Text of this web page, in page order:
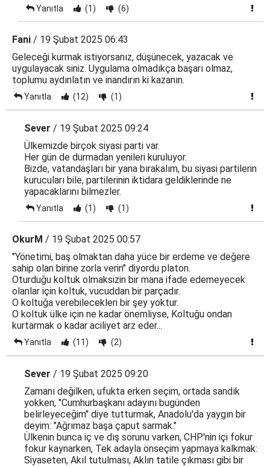
Yanıtla (1) (6)
Fani / 19 Şubat 2025 06:43
Geleceği kurmak istiyorsanız, düşünecek, yazacak ve
uygulayacak siniz. Uygulama olmadıkça başarı olmaz,
toplumu aydınlatın ve inandırın ki kazanın.
Yanıtla (12) (1)
Sever / 19 Şubat 2025 09:24
Ülkemizde birçok siyasi parti var.
Her gün de durmadan yenileri kuruluyor.
Bizde, vatandaşları bir yana bırakalım, bu siyasi partilerin
kurucuları bile, partilerinin iktidara geldiklerinde ne
yapacaklarını bilmezler.
Yanıtla (1) (1)
OkurM / 19 Şubat 2025 00:57
"Yönetimi, baş olmaktan daha yüce bir erdeme ve değere
sahip olan birine zorla verin" diyordu platon.
Oturduğu koltuk olmaksizin bir mana ifade edemeyecek
olanlar için koltuk, vucuddan bir parçadır.
O koltuğa verebilecekleri bir şey yoktur.
O koltuk ülke için ne kadar önemliyse, Koltuğu ondan
kurtarmak o kadar aciliyet arz eder...
Yanıtla (11) (2)
Sever / 19 Şubat 2025 09:20
Zamanı değilken, ufukta erken seçim, ortada sandık
yokken, "Cumhurbaşkanı adayını bugünden
belirleyeceğim" diye tutturmak, Anadolu'da yaygın bir
deyim: "Ağrımaz başa çaput sarmak."
Ülkenin bunca iç ve dış sorunu varken, CHP'nin içi fokur
fokur kaynarken, Tek adayla önseçim yapmaya kalkmak:
Siyaseten, Akıl tutulması, Aklın tatile çıkması gibi bir